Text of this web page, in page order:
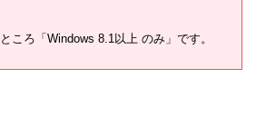
ころ「Windows 8.1以上 のみ」です。